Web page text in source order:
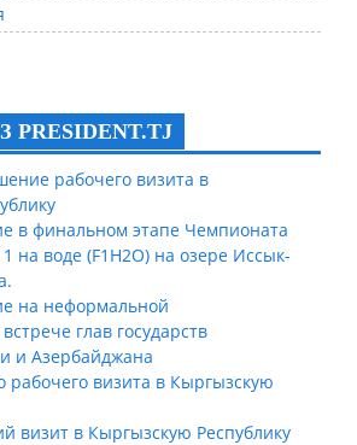
рабочего визита в
в финальном этапе Чемпионата
на воде (F1H2O) на озере Иссык-
на неформальной
глав государств
и Азербайджана
рабочего визита в Кыргызскую
визит в Кыргызскую Республику